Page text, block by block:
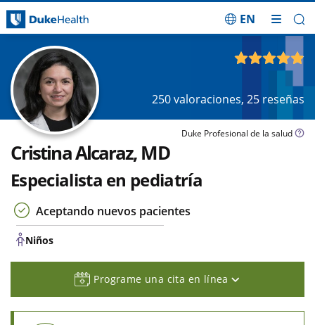
EN
250valoraciones, 25 reseñas
Duke Profesional de la salud
Cristina Alcaraz, MD
Especialista en pediatría
Aceptando nuevos pacientes
Niños
Programe una cita en línea